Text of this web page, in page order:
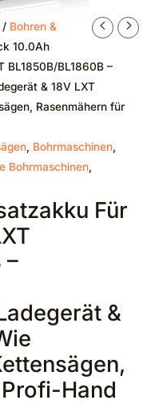
/ Bohren &
10.0Ah
BL1850B/BL1860B –
& 18V LXT
Rasenmähern für
Bohrmaschinen
Bohrmaschinen
Für
–
&
Hand